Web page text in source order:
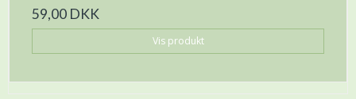
59,00 DKK
Vis produkt